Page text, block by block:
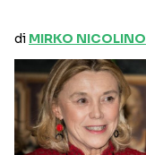
di MIRKO NICOLINO